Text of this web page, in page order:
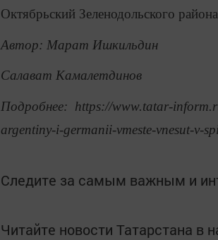
Октябрьский Зеленодольского
Автор: Марат Ишкильдин
Салават Камалетдинов
Подробнее: https://www.tatar-
argentiny-i-germanii-vmeste-vnesut-v-
Следите за самым важным и
Читайте новости Татарстана